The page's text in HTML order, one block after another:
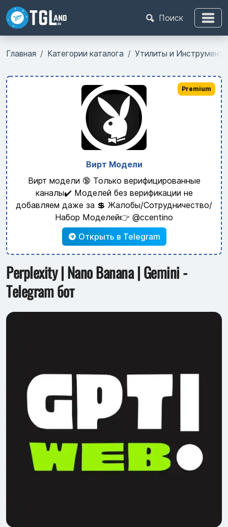
Поиск
Главная Категории каталога Утилиты и Инструменты
Вирт Модели
Вирт модели 🔞 Только верифицированные
каналы✔️ Моделей без верификации не
добавляем даже за 💲 Жалобы/Сотрудничество/
Набор Моделей👉 @ccentino
Открыть в Telegram
Premium
Perplexity | Nano Banana | Gemini -
Telegram бот